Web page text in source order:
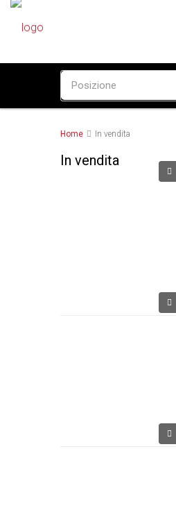
Home In vendita
In vendita